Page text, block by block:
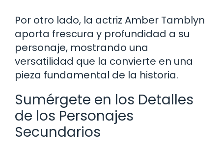
Por otro lado, la actriz Amber Tamblyn
aporta frescura y profundidad a su
personaje, mostrando una
versatilidad que la convierte en una
pieza fundamental de la historia.
Sumérgete en los Detalles
de los Personajes
Secundarios